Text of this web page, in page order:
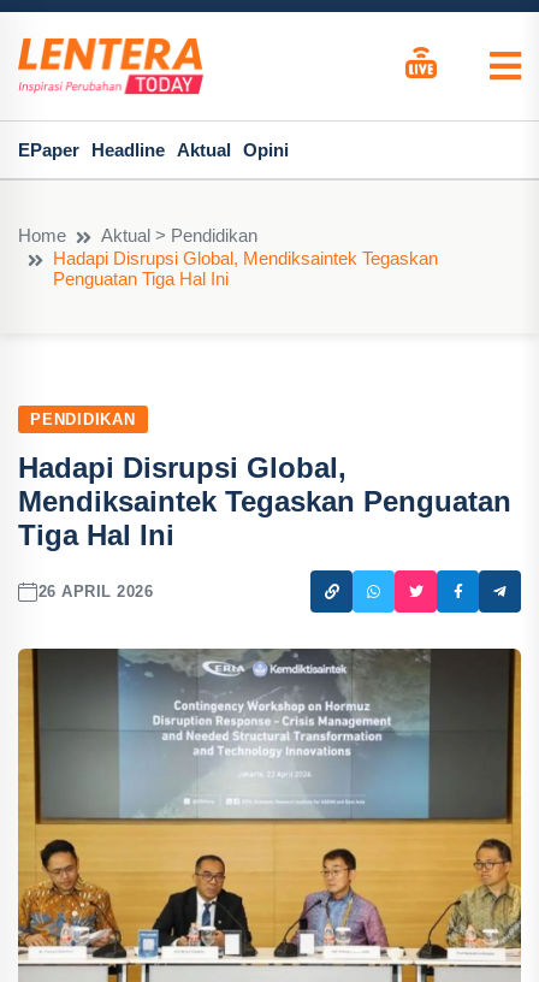
EPaper Headline Aktual Opini
Home
Aktual > Pendidikan
Hadapi Disrupsi Global, Mendiksaintek Tegaskan
Penguatan Tiga Hal Ini
PENDIDIKAN
Hadapi Disrupsi Global,
Mendiksaintek Tegaskan Penguatan
Tiga Hal Ini
26 APRIL 2026